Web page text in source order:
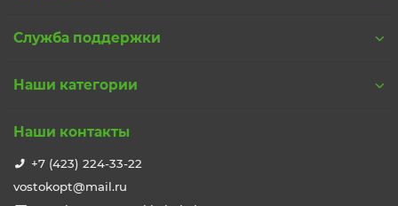
Служба поддержки
Наши категории
Наши контакты
+7 (423) 224-33-22
vostokopt@mail.ru